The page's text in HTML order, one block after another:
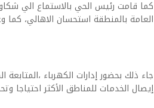
كما قامت رئيس الحي بالاستماع الي
العامة بالمنطقة استحسان الاهالي، كما
جاء ذلك بحضور إدارات الكهرباء
إيصال الخدمات للمناطق الأكثر احتياجا